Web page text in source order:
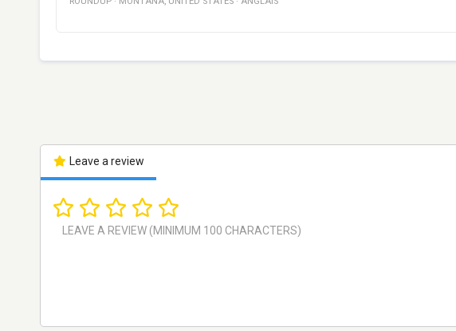
Leave a review